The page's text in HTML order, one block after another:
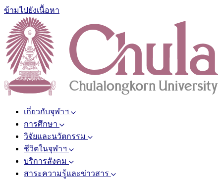
ข้ามไปยังเนื้อหา
เกี่ยวกับจุฬาฯ
การศึกษา
วิจัยและนวัตกรรม
ชีวิตในจุฬาฯ
บริการสังคม
สาระความรู้และข่าวสาร